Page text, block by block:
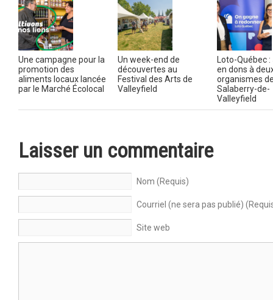
Une campagne pour la
promotion des
aliments locaux lancée
par le Marché Écolocal
Un week-end de
découvertes au
Festival des Arts de
Valleyfield
Loto-Québec :
en dons à
organismes
Salaberry-de-
Valleyfield
Laisser un commentaire
Nom (Requis)
Courriel (ne sera pas publié)
Site web